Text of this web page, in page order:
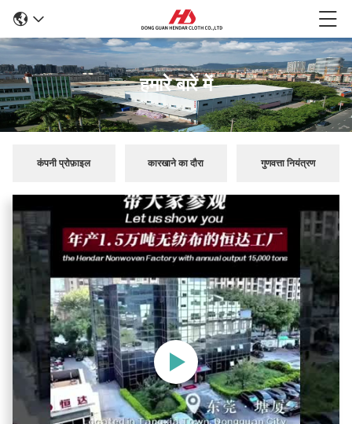
हमारे बारे में
कंपनी प्रोफ़ाइल कारखाने का दौरा गुणवत्ता नियंत्रण